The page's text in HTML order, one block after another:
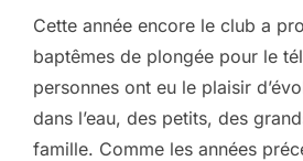
Cette année encore le club a
baptêmes de plongée pour le
personnes ont eu le plaisir
dans l’eau, des petits, des
famille. Comme les années